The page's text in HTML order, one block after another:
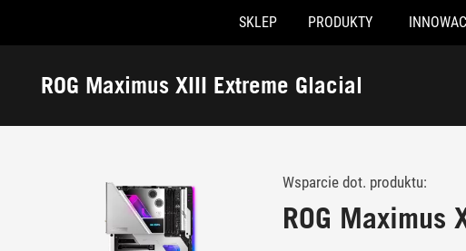
Accessibility links
SKLEP PRODUKTY
ROG Maximus XIII Extreme Glacial
Wsparcie
Wsparcie dot. produktu:
ROG Maximus